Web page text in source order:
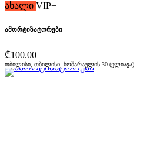
ახალი VIP+
ამორტიზატორები
₾100.00
თბილისი, თბილისი, ხოშარაულის 30 (ელიავა)